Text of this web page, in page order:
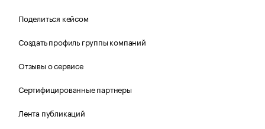
Поделиться кейсом
Создать профиль группы компаний
Отзывы о сервисе
Сертифицированные партнеры
Лента публикаций